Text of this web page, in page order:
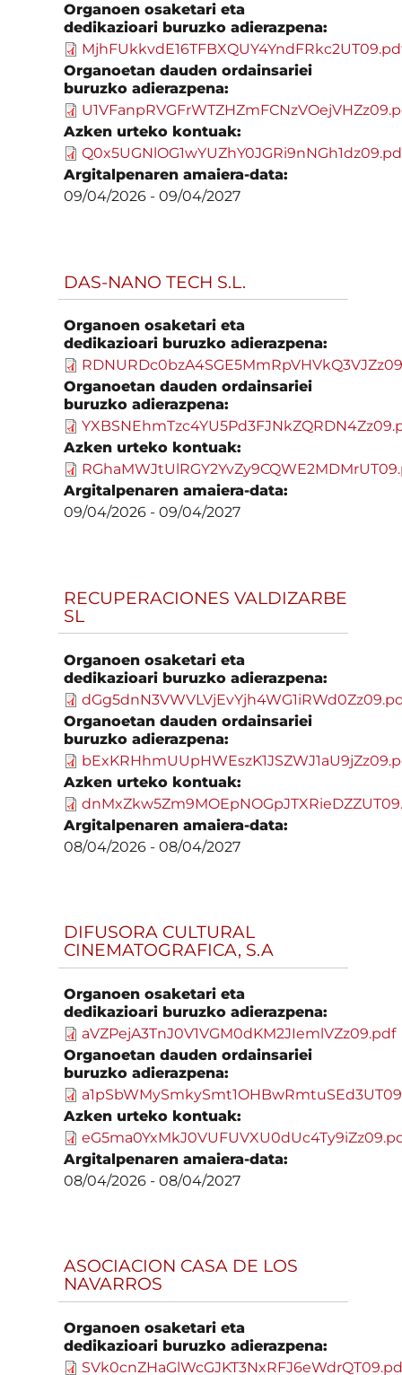
Organoen osaketari eta
dedikazioari buruzko adierazpena:
Organoetan dauden ordainsariei
buruzko adierazpena:
Azken urteko kontuak:
Argitalpenaren amaiera-data:
09/04/2026 -09/04/2027
DAS-NANO TECH S.L.
Organoen osaketari eta
dedikazioari buruzko adierazpena:
Organoetan dauden ordainsariei
buruzko adierazpena:
Azken urteko kontuak:
Argitalpenaren amaiera-data:
09/04/2026 -09/04/2027
RECUPERACIONES VALDIZARBE
SL
Organoen osaketari eta
dedikazioari buruzko adierazpena:
Organoetan dauden ordainsariei
buruzko adierazpena:
Azken urteko kontuak:
Argitalpenaren amaiera-data:
08/04/2026 -08/04/2027
DIFUSORA CULTURAL
CINEMATOGRAFICA, S.A
Organoen osaketari eta
dedikazioari buruzko adierazpena:
aVZPejA3TnJ0V1VGM0dKM2JIemlVZz09.pdf
Organoetan dauden ordainsariei
buruzko adierazpena:
Azken urteko kontuak:
Argitalpenaren amaiera-data:
08/04/2026 -08/04/2027
ASOCIACION CASA DE LOS
NAVARROS
Organoen osaketari eta
dedikazioari buruzko adierazpena: